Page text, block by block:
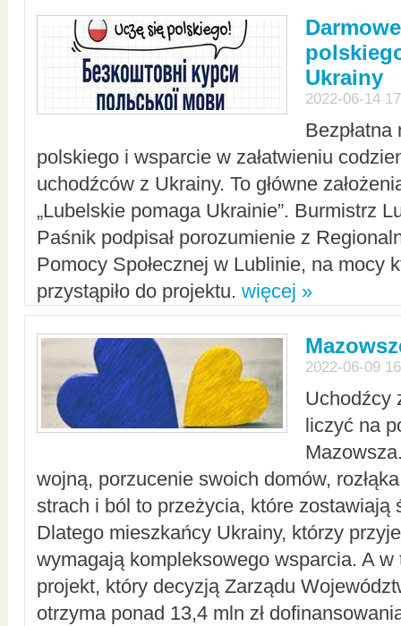
Ukrainy
2022-06-14
polskiego i wsparcie w załatwieniu
uchodźców z Ukrainy. To główne
„Lubelskie pomaga Ukrainie”. Burmistrz
Paśnik podpisał porozumienie z
Pomocy Społecznej w Lublinie, na mocy
przystąpiło do projektu. więcej »
2022-06-09
Uchodźcy
liczyć na
wojną, porzucenie swoich domów,
strach i ból to przeżycia, które zostawiają
Dlatego mieszkańcy Ukrainy, którzy
wymagają kompleksowego wsparcia. A w
projekt, który decyzją Zarządu
otrzyma ponad 13,4 mln zł